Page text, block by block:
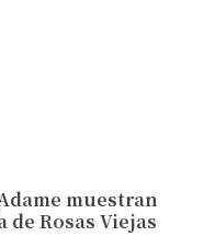
muestran
de Rosas Viejas